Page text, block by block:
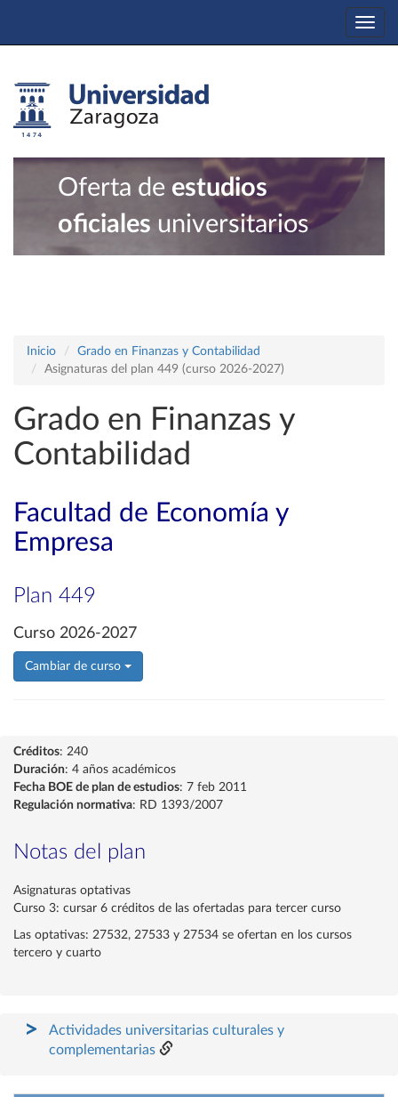
Oferta de estudios
oficiales universitarios
Inicio
Grado en Finanzas y Contabilidad
Asignaturas del plan 449 (curso 2026-2027)
Grado en Finanzas y
Contabilidad
Facultad de Economía y
Empresa
Plan 449
Curso 2026-2027
Cambiar de curso
Créditos: 240
Duración: 4 años académicos
Fecha BOE de plan de estudios: 7 feb 2011
Regulación normativa: RD 1393/2007
Notas del plan
Asignaturas optativas
Curso 3: cursar 6 créditos de las ofertadas para tercer curso
Las optativas: 27532, 27533 y 27534 se ofertan en los cursos
tercero y cuarto
Actividades universitarias culturales y
complementarias